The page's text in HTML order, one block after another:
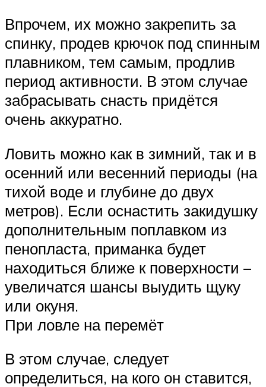
Впрочем, их можно закрепить за
спинку, продев крючок под спинным
плавником, тем самым, продлив
период активности. В этом случае
забрасывать снасть придётся
очень аккуратно.
Ловить можно как в зимний, так и в
осенний или весенний периоды (на
тихой воде и глубине до двух
метров). Если оснастить закидушку
дополнительным поплавком из
пенопласта, приманка будет
находиться ближе к поверхности –
увеличатся шансы выудить щуку
или окуня.
При ловле на перемёт
В этом случае, следует
определиться, на кого он ставится,